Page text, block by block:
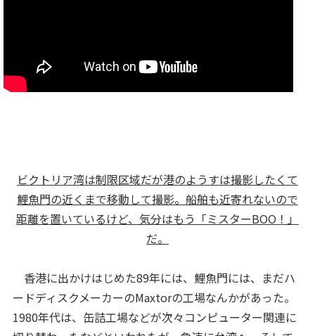
ビクトリア湾は制限区域だが港のようすは撮影したくて
鯉魚門の近くまで移動して撮影。船舶も近寄れないので
距離を置いているけど、気分はもう「ミスターBOO！」
だ。
香港に出かけはじめた89年には、鯉魚門には、まだハ
ードディスクメーカーのMaxtorの工場なんかがあった。
1980年代は、缶詰工場などが次々コンピューター関連に